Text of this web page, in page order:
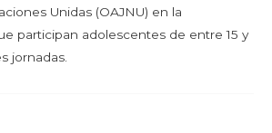
Unidas (OAJNU) en la
participan adolescentes de entre 15 y
jornadas.